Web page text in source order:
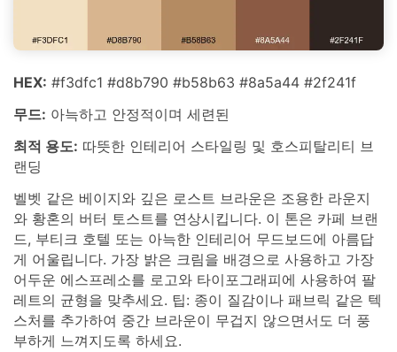
HEX: #f3dfc1 #d8b790 #b58b63 #8a5a44 #2f241f
무드: 아늑하고 안정적이며 세련된
최적 용도: 따뜻한 인테리어 스타일링 및 호스피탈리티 브
랜딩
벨벳 같은 베이지와 깊은 로스트 브라운은 조용한 라운지
와 황혼의 버터 토스트를 연상시킵니다. 이 톤은 카페 브랜
드, 부티크 호텔 또는 아늑한 인테리어 무드보드에 아름답
게 어울립니다. 가장 밝은 크림을 배경으로 사용하고 가장
어두운 에스프레소를 로고와 타이포그래피에 사용하여 팔
레트의 균형을 맞추세요. 팁: 종이 질감이나 패브릭 같은 텍
스처를 추가하여 중간 브라운이 무겁지 않으면서도 더 풍
부하게 느껴지도록 하세요.